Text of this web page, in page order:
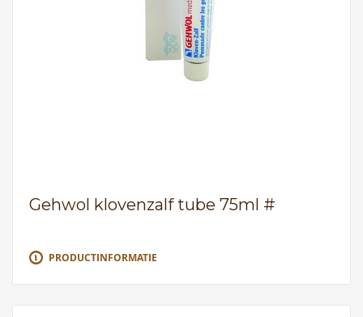
Gehwol klovenzalf tube 75ml #
PRODUCTINFORMATIE